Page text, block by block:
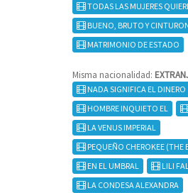
TODAS LAS MUJERES
BUENO, BRUTO Y
MATRIMONIO DE ESTADO
Misma nacionalidad:
NADA SIGNIFICA EL DINERO
HOMBRE INQUIETO EL
LA VENUS IMPERIAL
PEQUEÑO CHEROKEE (THE
EN EL UMBRAL
LILI
LA CONDESA ALEXANDRA